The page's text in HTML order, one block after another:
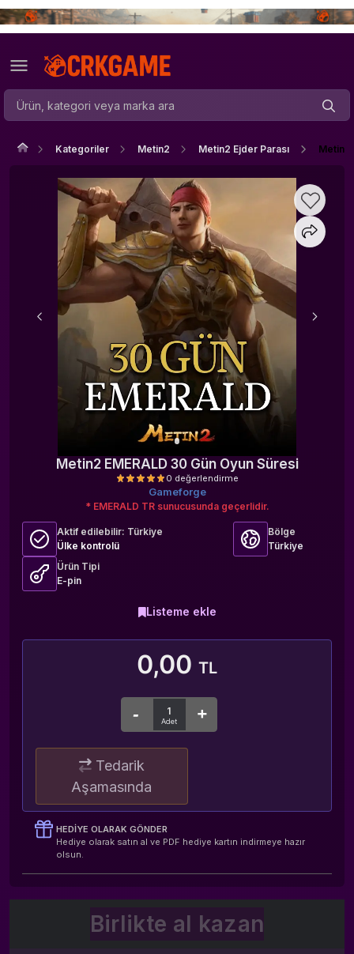
Kategoriler Metin2 Metin2 Ejder Parası Metin2
Metin2 EMERALD 30 Gün Oyun Süresi
Gameforge
* EMERALD TR sunucusunda geçerlidir.
Aktif edilebilir: Türkiye
Ülke kontrolü
Bölge
Türkiye
Ürün Tipi
E-pin
Listeme ekle
0,00 TL
Tedarik
Aşamasında
HEDIYE OLARAK GÖNDER
Hediye olarak satın al ve PDF hediye kartın indirmeye hazır
olsun.
Birlikte al kazan